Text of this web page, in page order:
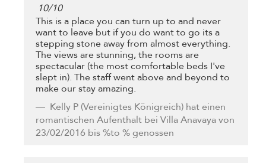
10/10
This is a place you can turn up to and never
want to leave but if you do want to go its a
stepping stone away from almost everything.
The views are stunning, the rooms are
spectacular (the most comfortable beds I've
slept in). The staff went above and beyond to
make our stay amazing.
Kelly P (Vereinigtes Königreich) hat einen
romantischen Aufenthalt bei Villa Anavaya von
23/02/2016 bis %to % genossen